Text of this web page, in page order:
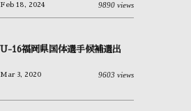
Feb 18, 2024 9890 views
U-16福岡県国体選手候補選出
Mar 3, 2020 9603 views